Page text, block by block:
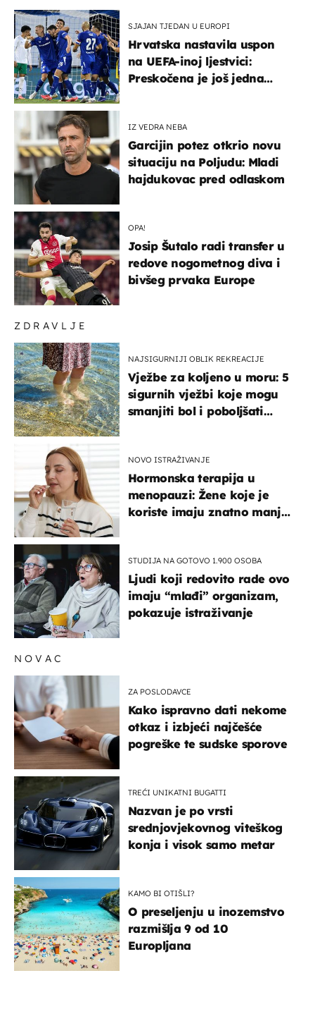
ZDRAVLJE
NAJSIGURNIJI OBLIK REKREACIJE
Vježbe za koljeno u moru: 5
sigurnih vježbi koje mogu
smanjiti bol i poboljšati
NOVO ISTRAŽIVANJE
Hormonska terapija u
menopauzi: Žene koje je
koriste imaju znatno manji
STUDIJA NA GOTOVO 1.900 OSOBA
Ljudi koji redovito rade ovo
imaju “mlađi” organizam,
pokazuje istraživanje
SJAJAN TJEDAN U EUROPI
Hrvatska nastavila uspon
na UEFA-inoj ljestvici:
Preskočena je još jedna
IZ VEDRA NEBA
Garcijin potez otkrio novu
situaciju na Poljudu: Mladi
hajdukovac pred odlaskom
OPA!
Josip Šutalo radi transfer u
redove nogometnog diva i
bivšeg prvaka Europe
NOVAC
ZA POSLODAVCE
Kako ispravno dati nekome
otkaz i izbjeći najčešće
pogreške te sudske sporove
TREĆI UNIKATNI BUGATTI
Nazvan je po vrsti
srednjovjekovnog viteškog
konja i visok samo metar
KAMO BI OTIŠLI?
O preseljenju u inozemstvo
razmišlja 9 od 10
Europljana